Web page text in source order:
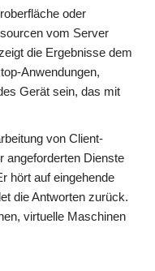
oder
vom Server
die Ergebnisse dem
Anwendungen,
Gerät sein, das mit
von Client-
angeforderten Dienste
hört auf eingehende
die Antworten zurück.
virtuelle Maschinen